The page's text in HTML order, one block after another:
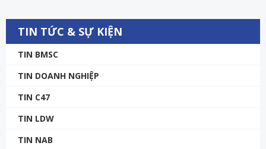
TIN TỨC & SỰ KIỆN
TIN BMSC
TIN DOANH NGHIỆP
TIN C47
TIN LDW
TIN NAB